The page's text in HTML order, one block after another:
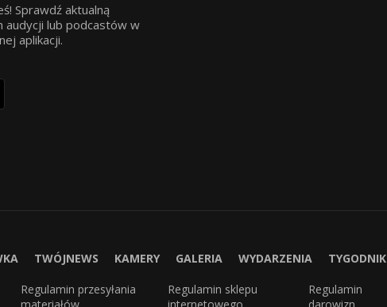
Sprawdź aktualną
audycji lub podcastów w
aplikacji.
TWÓJNEWS KAMERY GALERIA WYDARZENIA TYGODNIK
Regulamin przesyłania
materiałów
Regulamin sklepu
internetowego
Regulamin
darowizn